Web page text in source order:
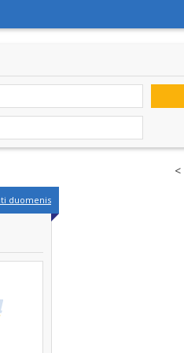
duomenis
<